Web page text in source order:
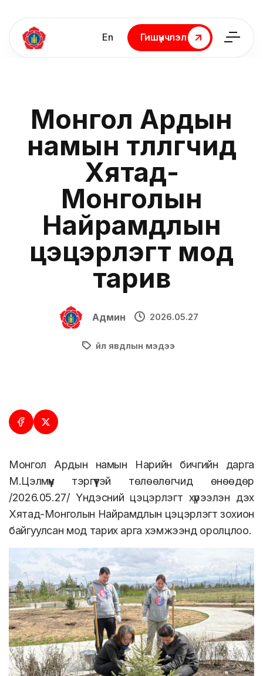
En
Гишүүнчлэл
Гишүүнчлэл
Монгол Ардын
намын төлөөлөгчид
Хятад-
Монголын
Найрамдлын
цэцэрлэгт мод
тарив
Админ 2026.05.27
Үйл явдлын мэдээ
Монгол Ардын намын Нарийн бичгийн дарга
М.Цэлмүүн тэргүүтэй төлөөлөгчид өнөөдөр
/2026.05.27/ Үндэсний цэцэрлэгт хүрээлэн дэх
Хятад-Монголын Найрамдлын цэцэрлэгт зохион
байгуулсан мод тарих арга хэмжээнд оролцлоо.